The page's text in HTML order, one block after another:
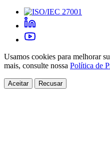
Usamos cookies para melhorar
mais, consulte nossa Política de
Aceitar Recusar